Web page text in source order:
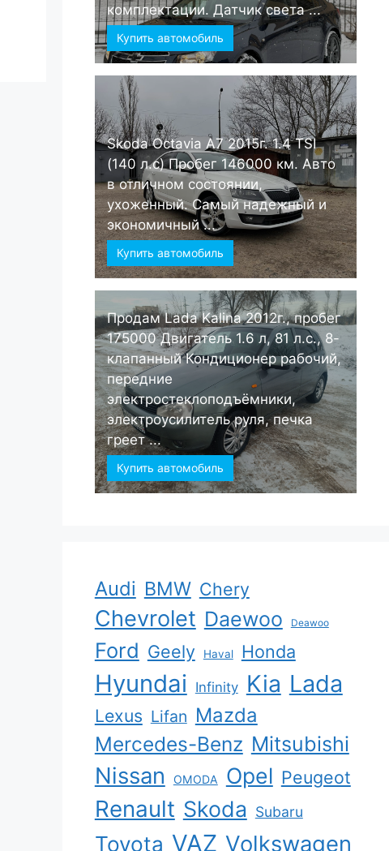
комплектации. Датчик света ...
Купить автомобиль
Skoda Octavia А7 2015г. 1.4 TSI
(140 л.с) Пробег 146000 км. Авто
в отличном состоянии,
ухоженный. Самый надежный и
экономичный ...
Купить автомобиль
Продам Lada Kalina 2012г., пробег
175000 Двигатель 1.6 л, 81 л.с., 8-
клапанный Кондиционер рабочий,
передние
электростеклоподъёмники,
электроусилитель руля, печка
греет ...
Купить автомобиль
Audi BMW Chery
Chevrolet Daewoo Deawoo
Ford Geely Haval Honda
Hyundai Infinity Kia Lada
Lexus Lifan Mazda
Mercedes-Benz Mitsubishi
Nissan OMODA Opel Peugeot
Renault Skoda Subaru
Toyota VAZ Volkswagen